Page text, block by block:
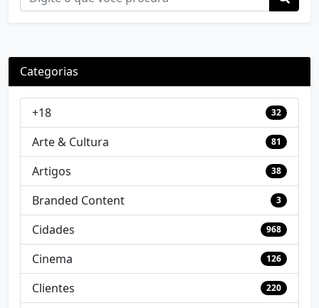
Categorias
+18 32
Arte & Cultura 81
Artigos 38
Branded Content 3
Cidades 968
Cinema 126
Clientes 220